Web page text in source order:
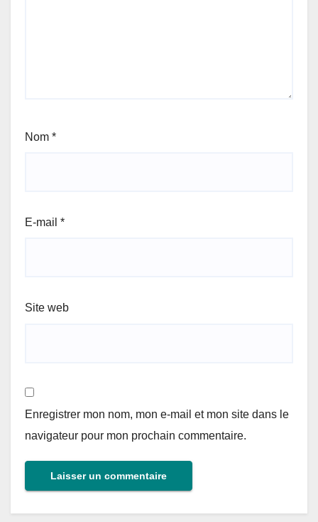
Nom *
E-mail *
Site web
Enregistrer mon nom, mon e-mail et mon site dans le
navigateur pour mon prochain commentaire.